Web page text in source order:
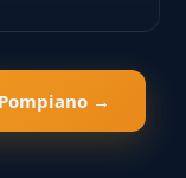
→